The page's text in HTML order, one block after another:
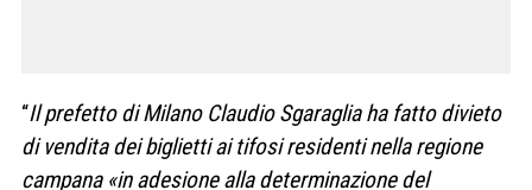
“Il prefetto di Milano Claudio Sgaraglia ha fatto divieto
di vendita dei biglietti ai tifosi residenti nella regione
campana «in adesione alla determinazione del